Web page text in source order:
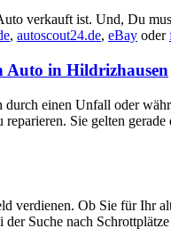
verkauft ist. Und, Du
, autoscout24.de, eBay oder
Auto in Hildrizhausen
einen Unfall oder
Sie gelten
Ob Sie für Ihr
Suche nach